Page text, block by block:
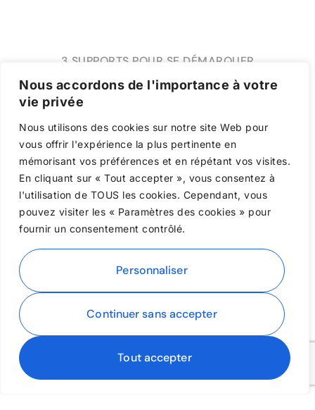
Nous accordons de l'importance à votre
vie privée
Nous utilisons des cookies sur notre site Web pour
vous offrir l'expérience la plus pertinente en
mémorisant vos préférences et en répétant vos visites.
En cliquant sur « Tout accepter », vous consentez à
l'utilisation de TOUS les cookies. Cependant, vous
pouvez visiter les « Paramètres des cookies » pour
fournir un consentement contrôlé.
Personnaliser
Continuer sans accepter
Tout accepter
3 SUPPORTS POUR SE DÉMARQUER
Vue aérienne drone |
location saisonnière
1.
Photos